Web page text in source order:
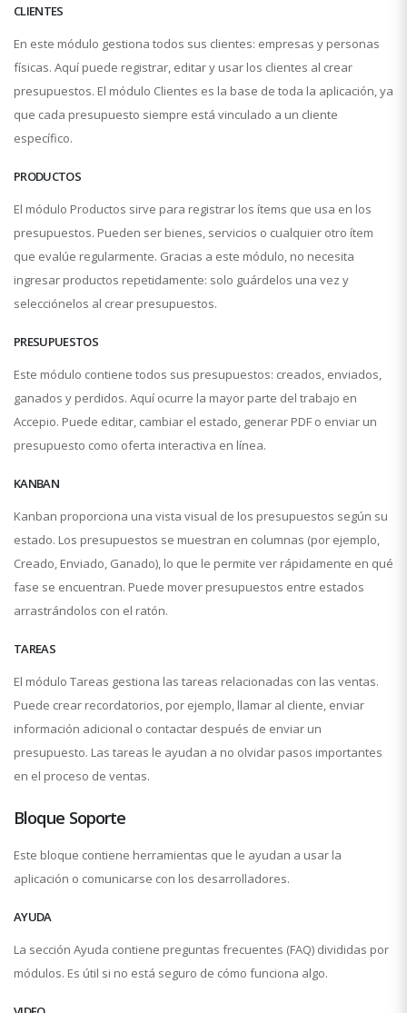
CLIENTES
En este módulo gestiona todos sus clientes: empresas y personas
físicas. Aquí puede registrar, editar y usar los clientes al crear
presupuestos. El módulo Clientes es la base de toda la aplicación, ya
que cada presupuesto siempre está vinculado a un cliente
específico.
PRODUCTOS
El módulo Productos sirve para registrar los ítems que usa en los
presupuestos. Pueden ser bienes, servicios o cualquier otro ítem
que evalúe regularmente. Gracias a este módulo, no necesita
ingresar productos repetidamente: solo guárdelos una vez y
selecciónelos al crear presupuestos.
PRESUPUESTOS
Este módulo contiene todos sus presupuestos: creados, enviados,
ganados y perdidos. Aquí ocurre la mayor parte del trabajo en
Accepio. Puede editar, cambiar el estado, generar PDF o enviar un
presupuesto como oferta interactiva en línea.
KANBAN
Kanban proporciona una vista visual de los presupuestos según su
estado. Los presupuestos se muestran en columnas (por ejemplo,
Creado, Enviado, Ganado), lo que le permite ver rápidamente en qué
fase se encuentran. Puede mover presupuestos entre estados
arrastrándolos con el ratón.
TAREAS
El módulo Tareas gestiona las tareas relacionadas con las ventas.
Puede crear recordatorios, por ejemplo, llamar al cliente, enviar
información adicional o contactar después de enviar un
presupuesto. Las tareas le ayudan a no olvidar pasos importantes
en el proceso de ventas.
Bloque Soporte
Este bloque contiene herramientas que le ayudan a usar la
aplicación o comunicarse con los desarrolladores.
AYUDA
La sección Ayuda contiene preguntas frecuentes (FAQ) divididas por
módulos. Es útil si no está seguro de cómo funciona algo.